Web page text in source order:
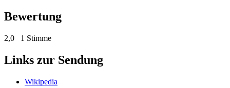
Bewertung
2,0 1 Stimme
Links zur Sendung
Wikipedia